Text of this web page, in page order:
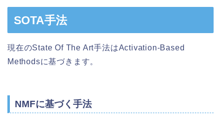
SOTA手法
現在のState Of The Art手法はActivation-Based
Methodsに基づきます。
NMFに基づく手法